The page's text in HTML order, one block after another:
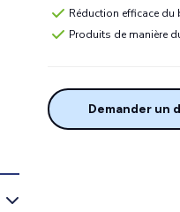
Réduction efficace du
Produits de manière
Demander un